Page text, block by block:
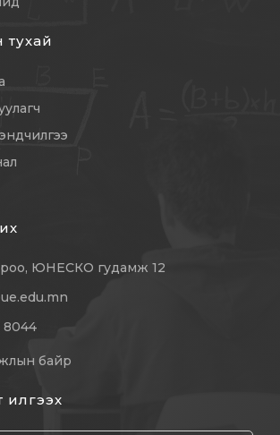
тухай
ЮНЕСКО гудамж 12
8044
байр
илгээх